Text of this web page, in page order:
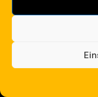
Düsseldorf